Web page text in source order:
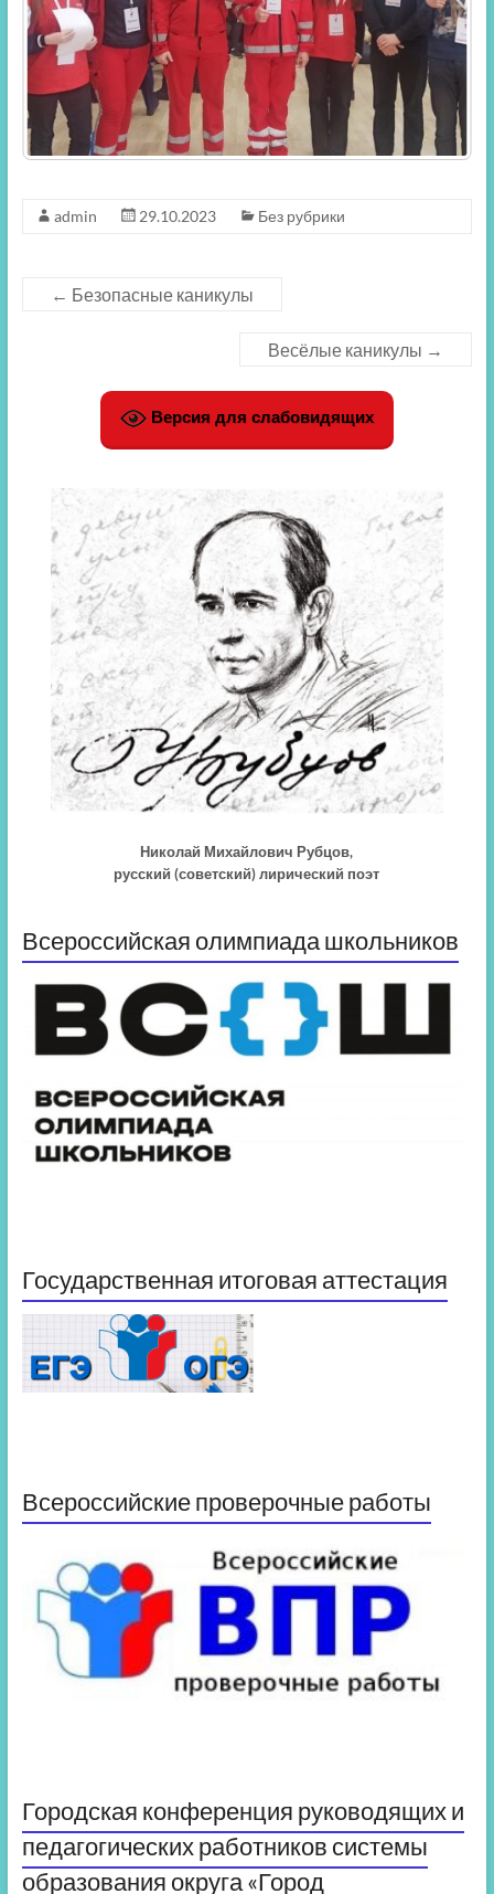
admin 29.10.2023 Без рубрики
← Безопасные каникулы
Весёлые каникулы →
Версия для слабовидящих
Николай Михайлович Рубцов,
русский (советский) лирический поэт
Всероссийская олимпиада школьников
Государственная итоговая аттестация
Всероссийские проверочные работы
Городская конференция руководящих и
педагогических работников системы
образования округа «Город